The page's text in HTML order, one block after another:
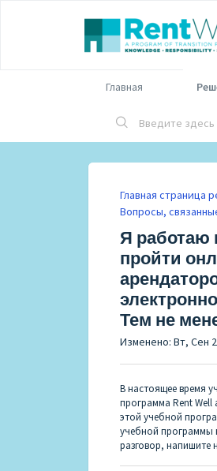
Главная
Главная страница
Вопросы,
Я работаю
пройти
Тем не
Изменено: Вт, Сен
В настоящее время
программа Rent
этой учебной
учебной программы
разговор, напишите